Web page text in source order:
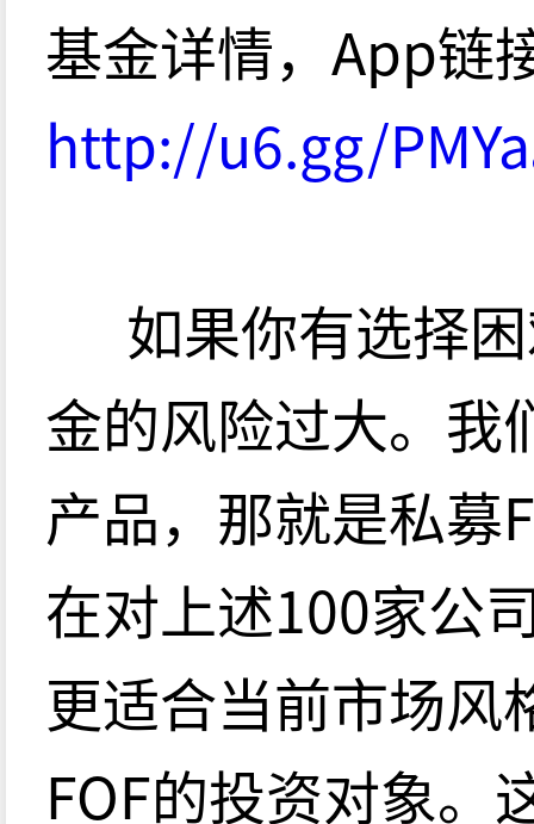
基金详情，App链
http://u6.gg/
如果你有选择
金的风险过大。我
产品，那就是私募
在对上述100家公
更适合当前市场风
FOF的投资对象。